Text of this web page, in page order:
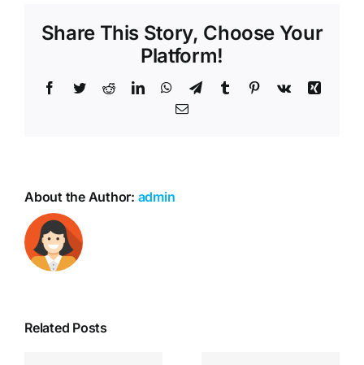
Share This Story, Choose Your
Platform!
Facebook
TwitterRedditLinkedInWhatsApp
TelegramTumblr Pinterest
Vk
Xing
Email
About the Author: admin
Related Posts